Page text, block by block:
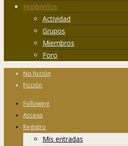
Hislibreños
Actividad
Grupos
Miembros
Foro
No ficción
Ficción
Following
Acceso
Registro
Mis entradas